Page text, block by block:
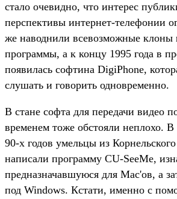
стало очевидно, что интерес
перспективы интернет-телефонии
же наводнили всевозможные клоны
программы, а к концу 1995 года в
появилась софтина DigiPhone,
слушать и говорить одновременно.
В стане софта для передачи видео
временем тоже обстояли неплохо. В
90-х годов умельцы из
написали программу CU-SeeMe,
предназначавшуюся для Mac'ов, а
под Windows. Кстати, именно с